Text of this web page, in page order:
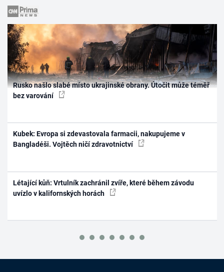
Rusko našlo slabé místo ukrajinské obrany. Útočit může téměř
bez varování
Kubek: Evropa si zdevastovala farmacii, nakupujeme v
Bangladéši. Vojtěch ničí zdravotnictví
Létající kůň: Vrtulník zachránil zvíře, které během závodu
uvízlo v kalifornských horách